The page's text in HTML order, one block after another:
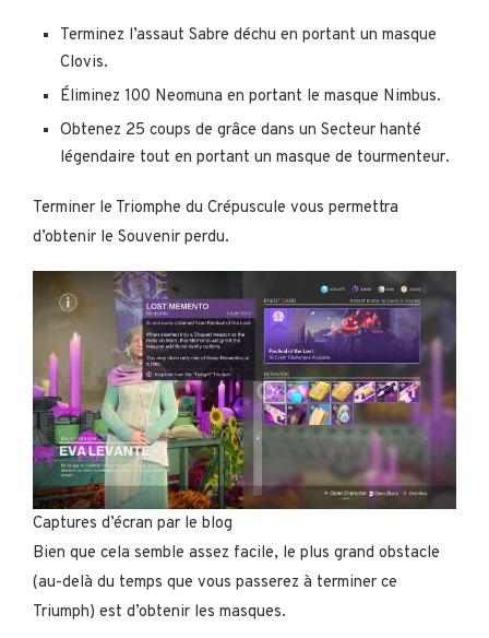
Terminez l’assaut Sabre déchu en portant un masque
Clovis.
Éliminez 100 Neomuna en portant le masque Nimbus.
Obtenez 25 coups de grâce dans un Secteur hanté
légendaire tout en portant un masque de tourmenteur.
Terminer le Triomphe du Crépuscule vous permettra
d’obtenir le Souvenir perdu.
Captures d’écran par le blog
Bien que cela semble assez facile, le plus grand obstacle
(au-delà du temps que vous passerez à terminer ce
Triumph) est d’obtenir les masques.